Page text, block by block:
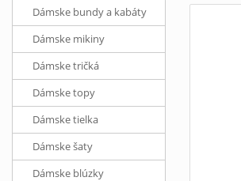
Dámske bundy a kabáty
Dámske mikiny
Dámske tričká
Dámske topy
Dámske tielka
Dámske šaty
Dámske blúzky